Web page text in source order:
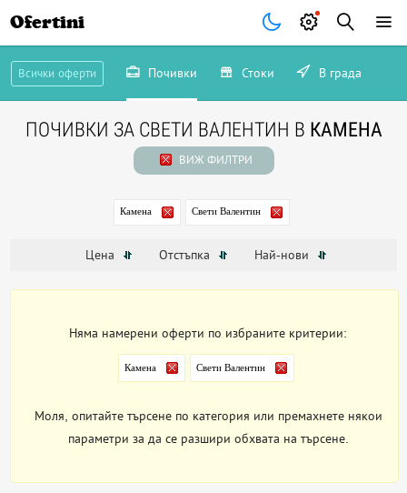
Ofertini
Всички оферти Почивки Стоки В града
ПОЧИВКИ ЗА СВЕТИ ВАЛЕНТИН В КАМЕНА
ВИЖ ФИЛТРИ
Камена Свети Валентин
Цена Отстъпка Най-нови
Няма намерени оферти по избраните критерии:
Камена Свети Валентин
Моля, опитайте търсене по категория или премахнете някои
параметри за да се разшири обхвата на търсене.